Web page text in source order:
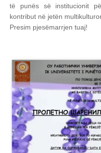
të punës së institucionit
kontribut në jetën
Presim pjesëmarrjen tuaj!